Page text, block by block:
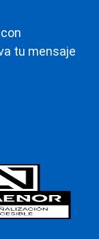
tu mensaje